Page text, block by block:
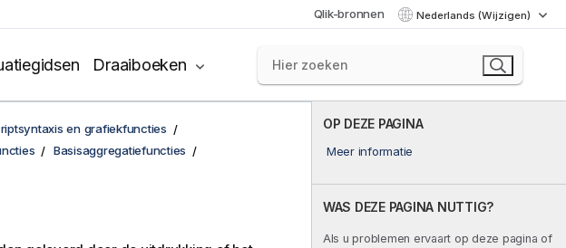
Qlik-bronnen Nederlands (Wijzigen)
Draaiboeken
OP DEZE PAGINA
Meer informatie
WAS DEZE PAGINA NUTTIG?
Als u problemen ervaart op deze pagina of
en grafiekfuncties
Basisaggregatiefuncties